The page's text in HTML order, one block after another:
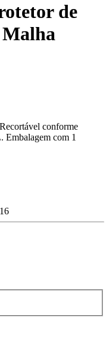
de
Malha
conforme
Embalagem com 1